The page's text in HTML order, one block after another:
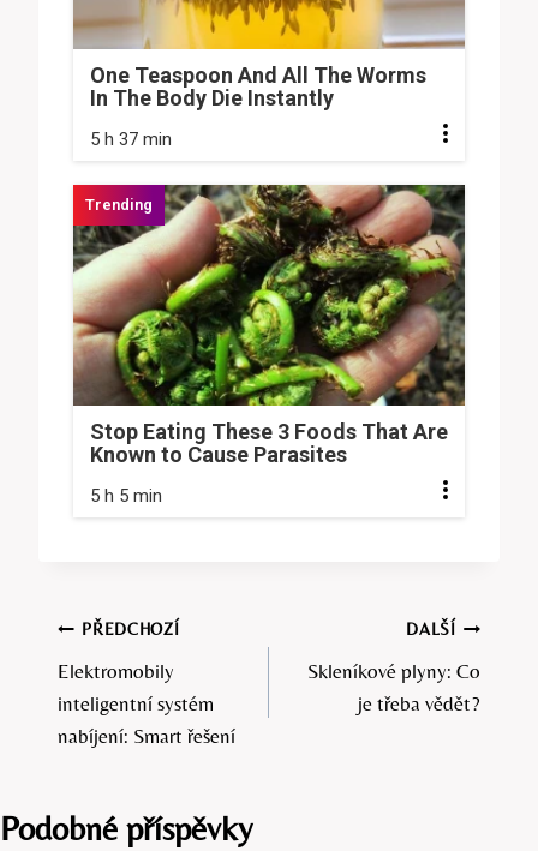
One Teaspoon And All The Worms
In The Body Die Instantly
5 h 37 min
Stop Eating These 3 Foods That Are
Known to Cause Parasites
5 h 5 min
Navigace
pro
příspěvek
PŘEDCHOZÍ
Elektromobily
inteligentní systém
nabíjení: Smart řešení
DALŠÍ
Skleníkové plyny: Co
je třeba vědět?
Podobné příspěvky